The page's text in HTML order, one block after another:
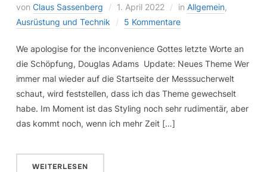
von Claus Sassenberg 1. April 2022 in Allgemein,
Ausrüstung und Technik
5 Kommentare
We apologise for the inconvenience Gottes letzte Worte an
die Schöpfung, Douglas Adams Update: Neues Theme Wer
immer mal wieder auf die Startseite der Messsucherwelt
schaut, wird feststellen, dass ich das Theme gewechselt
habe. Im Moment ist das Styling noch sehr rudimentär, aber
das kommt noch, wenn ich mehr Zeit […]
WEITERLESEN